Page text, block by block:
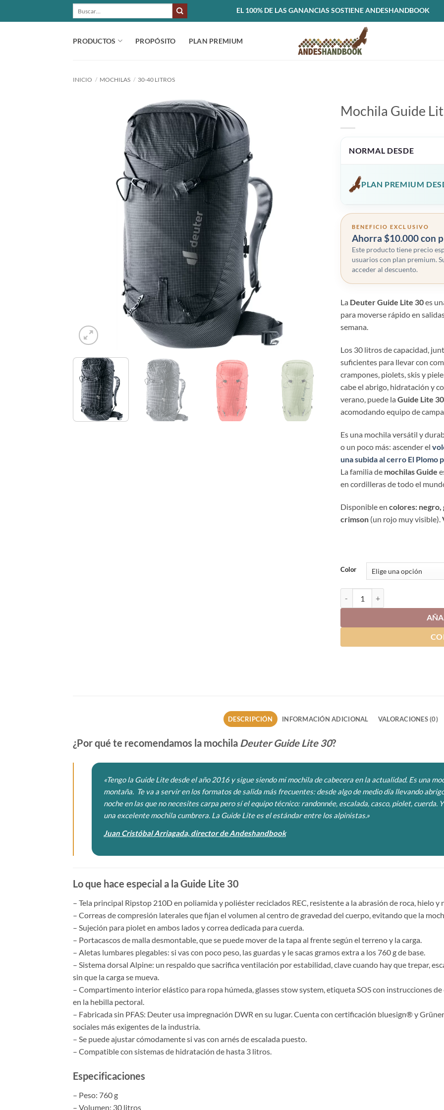
EL 100% DE LAS GANANCIAS SOSTIENE ANDESHANDBOOK
PRODUCTOS PROPÓSITO PLAN PREMIUM
INICIO / MOCHILAS / 30-40 LITROS
Mochila Guide
NORMAL DESDE
PLAN PREMIUM
BENEFICIO EXCLUSIVO
Ahorra $10.000 con
Este producto tiene precio
usuarios con plan premium.
acceder al descuento.
La Deuter Guide Lite 30es
para moverse rápido en
semana.
Los 30 litros de capacidad,
suficientes para llevar con
crampones, piolets, skis y
cabe el abrigo, hidratación y
verano, puede la Guide Lite 30
acomodando equipo de
Es una mochila versátil y
o un poco más: ascender el
una subida alcerro El Plomo
La familia de mochilas Guide
en cordilleras de todo el
Disponible en colores:
crimson (un rojo muy visible).
Color
DESCRIPCIÓN INFORMACIÓN ADICIONAL VALORACIONES (0)
¿Por qué te recomendamos la mochila Deuter Guide Lite 30?
«Tengo la Guide Lite desde el año 2016 y sigue siendo mi mochila de cabecera en la actualidad. Es una
montaña. Te va a servir en los formatos de salida más frecuentes: desde algo de medio día llevando
noche en las que no necesites carpa pero sí el equipo técnico: randonnée, escalada, casco, piolet,
una excelente mochila cumbrera. La Guide Lite es el estándar entre los alpinistas.»
Juan Cristóbal Arriagada, director de Andeshandbook
Lo que hace especial a la Guide Lite 30
– Tela principal Ripstop 210D en poliamida y poliéster reciclados REC, resistente a la abrasión de roca, hielo y
– Correas de compresión laterales que fijan el volumen al centro de gravedad del cuerpo, evitando que la
– Sujeción para piolet en ambos lados y correa dedicada para cuerda.
– Portacascos de malla desmontable, que se puede mover de la tapa al frente según el terreno y la carga.
– Aletas lumbares plegables: si vas con poco peso, las guardas y le sacas gramos extra a los 760 g de base.
– Sistema dorsal Alpine: un respaldo que sacrifica ventilación por estabilidad, clave cuando hay que trepar,
sin que la carga se mueva.
– Compartimento interior elástico para ropa húmeda, glasses stow system, etiqueta SOS con instrucciones
en la hebilla pectoral.
– Fabricada sin PFAS: Deuter usa impregnación DWR en su lugar. Cuenta con certificación bluesign® y
sociales más exigentes de la industria.
– Se puede ajustar cómodamente si vas con arnés de escalada puesto.
– Compatible con sistemas de hidratación de hasta 3 litros.
Especificaciones
– Peso: 760 g
– Volumen: 30 litros